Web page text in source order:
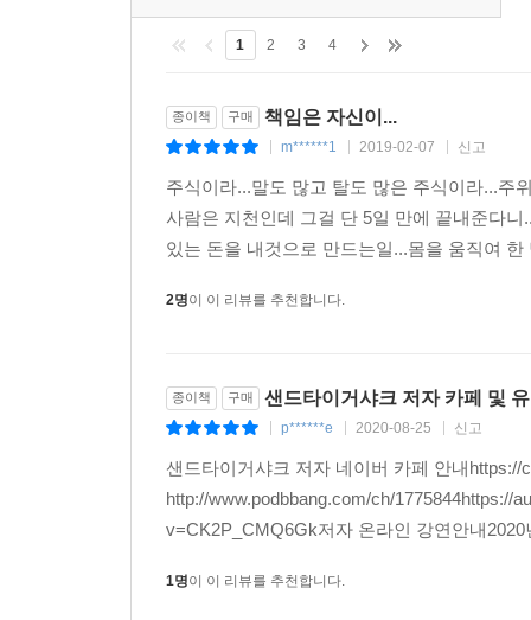
1 2 3 4
종이책 구매 책임은 자신이...
m******1 2019-02-07 신고
주식이라...말도 많고 탈도 많은 주식이라...주
사람은 지천인데 그걸 단 5일 만에 끝내준다
있는 돈을 내것으로 만드는일...몸을 움직여
2명이 이 리뷰를 추천합니다.
종이책 구매 샌드타이거샤크 저자 카페 및
p******e 2020-08-25 신고
샌드타이거샤크 저자 네이버 카페 안내
http://www.podbbang.com/ch/1775844https://
v=CK2P_CMQ6Gk저자 온라인 강연안내
1명이 이 리뷰를 추천합니다.